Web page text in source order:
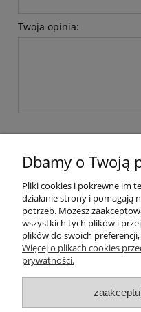
Twoja opinia:
Dbamy o Twoją
Pliki cookies i pokrewne im
działanie strony i pomagają
potrzeb. Możesz
wszystkich tych plików i
plików do swoich
Więcej o plikach cookies
prywatności.